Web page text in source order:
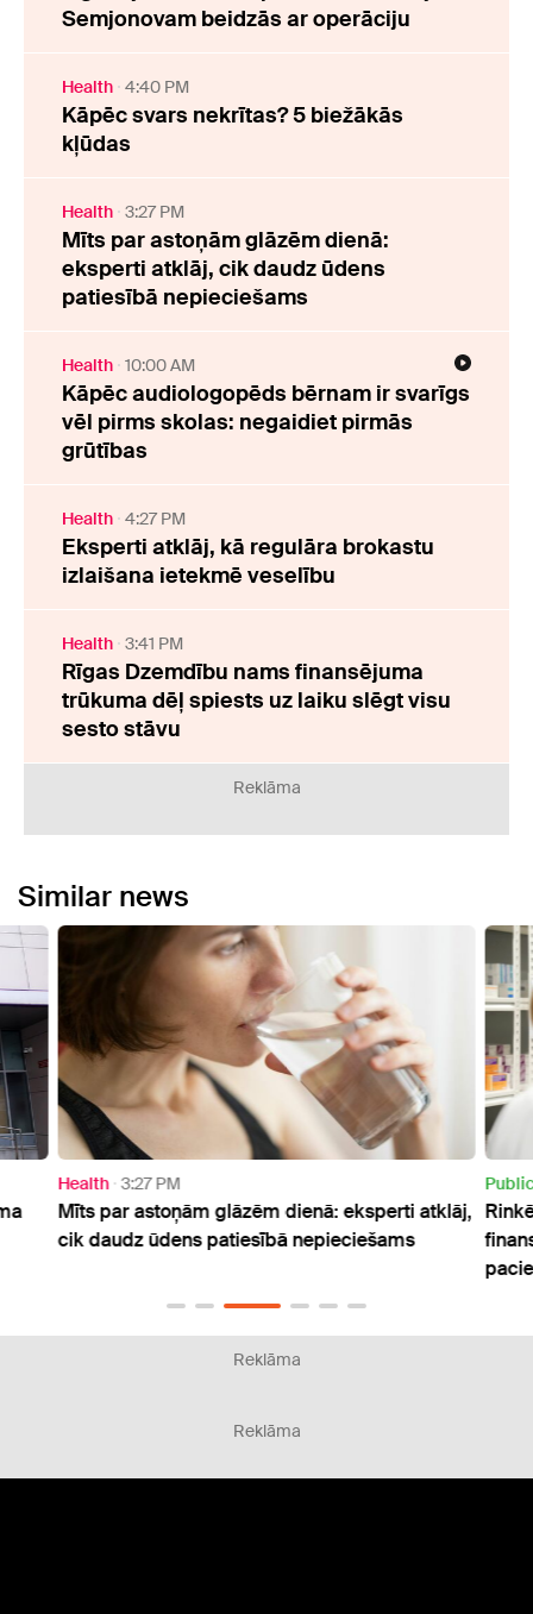
Semjonovam beidzās ar operāciju
Health 4:40 PM
Kāpēc svars nekrītas? 5 biežākās
kļūdas
Health 3:27 PM
Mīts par astoņām glāzēm dienā:
eksperti atklāj, cik daudz ūdens
patiesībā nepieciešams
Health 10:00 AM
Kāpēc audiologopēds bērnam ir svarīgs
vēl pirms skolas: negaidiet pirmās
grūtības
Health 4:27 PM
Eksperti atklāj, kā regulāra brokastu
izlaišana ietekmē veselību
Health 3:41 PM
Rīgas Dzemdību nams finansējuma
trūkuma dēļ spiests uz laiku slēgt visu
sesto stāvu
Reklāma
Similar news
Health 3:27 PM
Mīts par astoņām glāzēm dienā: eksperti atklāj,
cik daudz ūdens patiesībā nepieciešams
Reklāma
Reklāma